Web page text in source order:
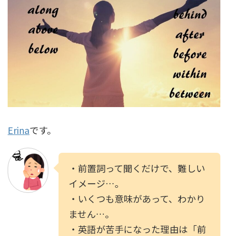
Erinaです。
・前置詞って聞くだけで、難しい
イメージ…。
・いくつも意味があって、わかり
ません…。
・英語が苦手になった理由は「前